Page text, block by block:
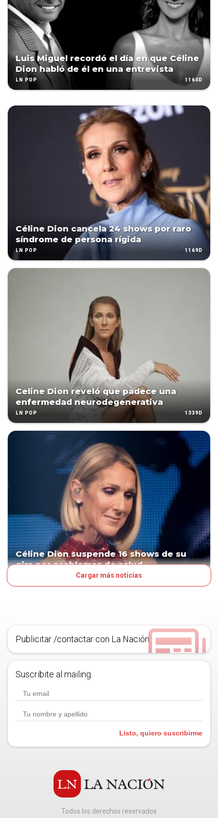
Luis Miguel recordó el día en que Céline
Dion habló de él en una entrevista
LN POP 1160D
Céline Dion cancela 24 shows por raro
síndrome de persona rígida
LN POP 1169D
Celine Dion reveló que padece una
enfermedad neurodegenerativa
LN POP 1339D
Céline Dion suspende 16 shows de su
gira por problemas de salud
Cargar más noticias
Publicitar /contactar con La Nación
Suscribite al mailing.
Listo, quiero suscribirme
Todos los derechos reservados